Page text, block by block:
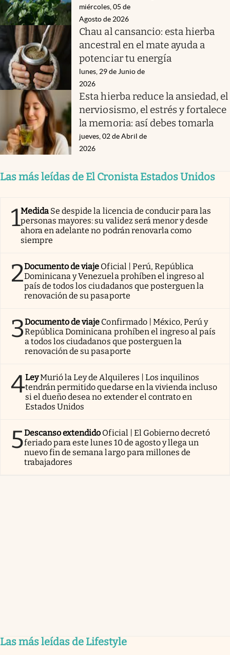
miércoles, 05 de
Agosto de 2026
Chau al cansancio: esta hierba
ancestral en el mate ayuda a
potenciar tu energía
lunes, 29 de Junio de
2026
Esta hierba reduce la ansiedad, el
nerviosismo, el estrés y fortalece
la memoria: así debes tomarla
jueves, 02 de Abril de
2026
Las más leídas de El Cronista Estados Unidos
1Medida Se despide la licencia de conducir para las
personas mayores: su validez será menor y desde
ahora en adelante no podrán renovarla como
siempre
2Documento de viaje Oficial | Perú, República
Dominicana y Venezuela prohíben el ingreso al
país de todos los ciudadanos que posterguen la
renovación de su pasaporte
3Documento de viaje Confirmado | México, Perú y
República Dominicana prohíben el ingreso al país
a todos los ciudadanos que posterguen la
renovación de su pasaporte
4LeyMurió la Ley de Alquileres | Los inquilinos
tendrán permitido quedarse en la vivienda incluso
si el dueño desea no extender el contrato en
Estados Unidos
5Descanso extendido Oficial | El Gobierno decretó
feriado para este lunes 10 de agosto y llega un
nuevo fin de semana largo para millones de
trabajadores
Las más leídas de Lifestyle